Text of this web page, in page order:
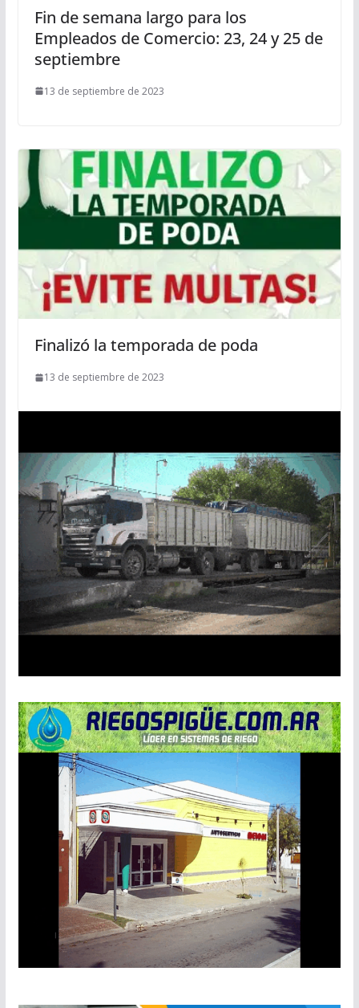
Fin de semana largo para los
Empleados de Comercio: 23, 24 y 25 de
septiembre
13 de septiembre de 2023
Finalizó la temporada de poda
13 de septiembre de 2023